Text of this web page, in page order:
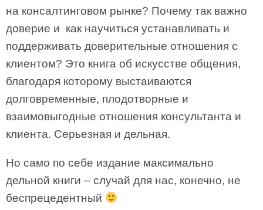
на консалтинговом рынке? Почему так важно
доверие и как научиться устанавливать и
поддерживать доверительные отношения с
клиентом? Это книга об искусстве общения,
благодаря которому выстаиваются
долговременные, плодотворные и
взаимовыгодные отношения консультанта и
клиента. Серьезная и дельная.
Но само по себе издание максимально
дельной книги – случай для нас, конечно, не
беспрецедентный